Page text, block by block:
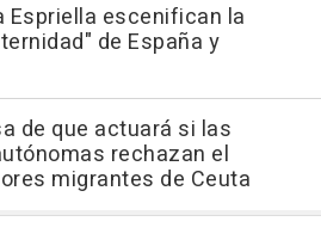
Espriella escenifican la
de España y
de que actuará si las
rechazan el
migrantes de Ceuta